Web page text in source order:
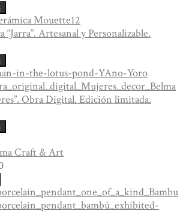
“Jarra”. Artesanal y Personalizable.
Obra Digital. Edición limitada.
Craft & Art
Rango
precios:
desde